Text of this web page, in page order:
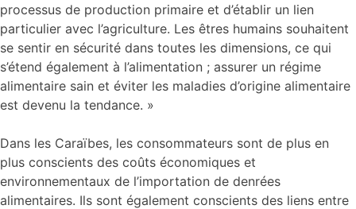
processus de production primaire et d’établir un lien
particulier avec l’agriculture. Les êtres humains souhaitent
se sentir en sécurité dans toutes les dimensions, ce qui
s’étend également à l’alimentation ; assurer un régime
alimentaire sain et éviter les maladies d’origine alimentaire
est devenu la tendance. »
Dans les Caraïbes, les consommateurs sont de plus en
plus conscients des coûts économiques et
environnementaux de l’importation de denrées
alimentaires. Ils sont également conscients des liens entre